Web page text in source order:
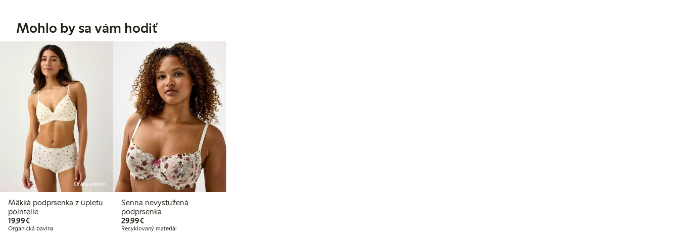
Mohlo by sa vám hodiť
Online edition
Mäkká podprsenka z úpletu
pointelle
19,99€19,99 €
Organická bavlna
Senna nevystužená
podprsenka
29,99€29,99 €
Recyklovaný materiál